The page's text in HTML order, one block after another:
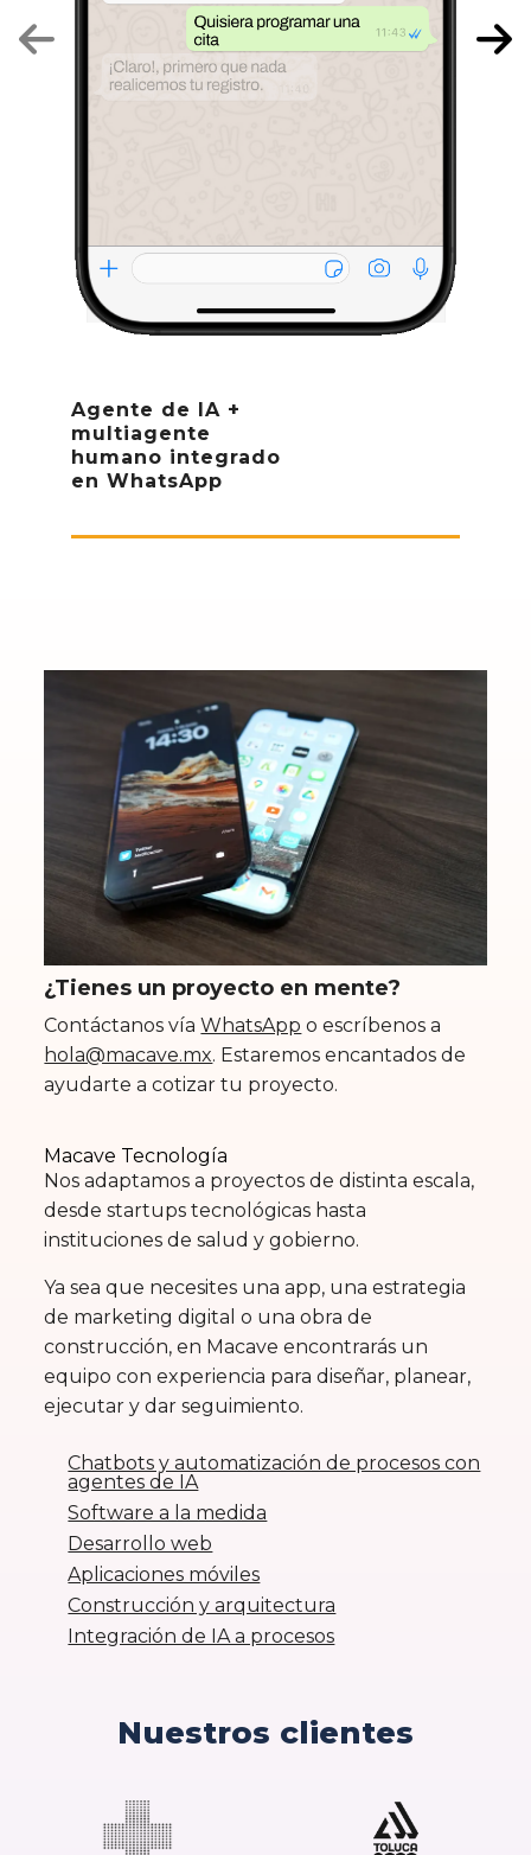
Agente de IA +
multiagente
humano integrado
en WhatsApp
¿Tienes un proyecto en mente?
Contáctanos víaWhatsApp o escríbenos a
hola@macave.mx. Estaremos encantados de
ayudarte a cotizar tu proyecto.
Macave Tecnología
Nos adaptamos a proyectos de distinta escala,
desde startups tecnológicas hasta
instituciones de salud y gobierno.
Ya sea que necesites una app, una estrategia
de marketing digital o una obra de
construcción, en Macave encontrarás un
equipo con experiencia para diseñar, planear,
ejecutar y dar seguimiento.
Chatbots y automatización de procesos con
agentes de IA
Software a la medida
Desarrollo web
Aplicaciones móviles
Construcción y arquitectura
Integración de IA a procesos
Nuestros clientes